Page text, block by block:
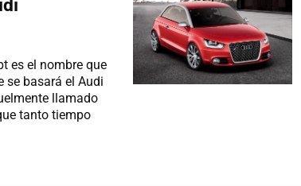
es el nombre que
se basará el Audi
llamado
tanto tiempo